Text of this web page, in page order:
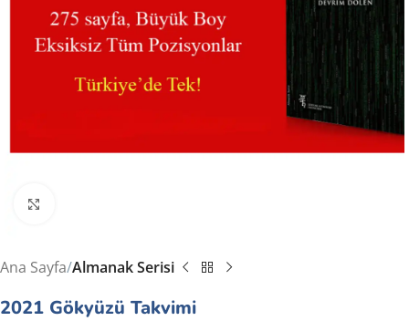
Ana Sayfa Almanak Serisi
2021 Gökyüzü Takvimi